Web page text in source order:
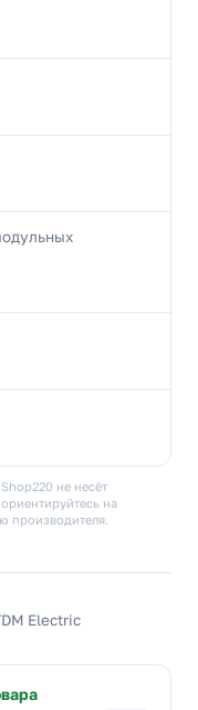
не несёт
на
производителя.
Electric